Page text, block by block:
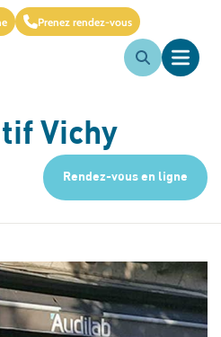
Prenez rendez-vous
Vichy
Rendez-vous en ligne